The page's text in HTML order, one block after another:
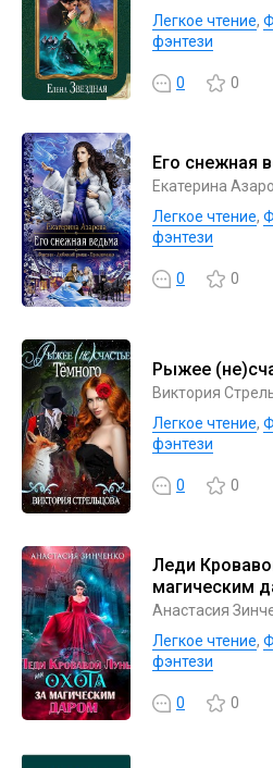
Легкое чтение,
фэнтези
0 0
Его снежная
Екатерина
Легкое чтение,
фэнтези
0 0
Рыжее
Виктория
Легкое чтение,
фэнтези
0 0
Леди
магическим
Анастасия
Легкое чтение,
фэнтези
0 0